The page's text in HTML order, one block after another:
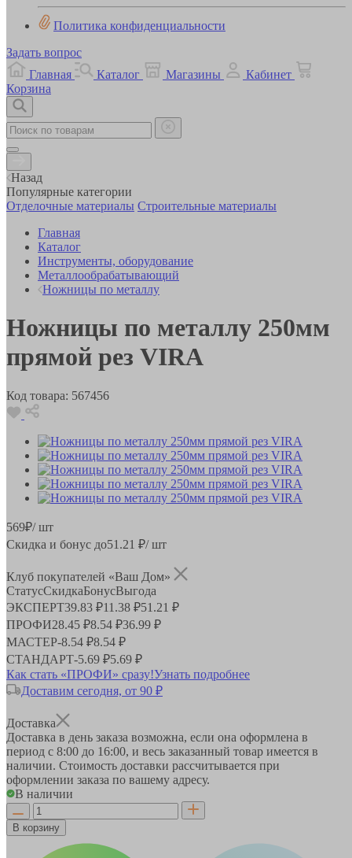
Политика конфиденциальности
Задать вопрос
Главная
Каталог Магазины
Кабинет
Корзина
Назад
Популярные категории
Отделочные материалы Строительные материалы
Главная
Каталог
Инструменты, оборудование
Металлообрабатывающий
Ножницы по металлу
Ножницы по металлу 250мм
прямой рез VIRA
Код товара: 567456
569₽/ шт
Скидка и бонус до51.21 ₽/ шт
Клуб покупателей «Ваш Дом»
СтатусСкидкаБонусВыгода
ЭКСПЕРТ39.83 ₽11.38 ₽51.21 ₽
ПРОФИ28.45 ₽8.54 ₽36.99 ₽
МАСТЕР-8.54 ₽8.54 ₽
СТАНДАРТ-5.69 ₽5.69 ₽
Как стать «ПРОФИ» сразу!Узнать подробнее
Доставим сегодня, от 90 ₽
Доставка
Доставка в день заказа возможна, если она оформлена в
период с 8:00 до 16:00, и весь заказанный товар имеется в
наличии. Стоимость доставки рассчитывается при
оформлении заказа по вашему адресу.
В наличии
В корзину